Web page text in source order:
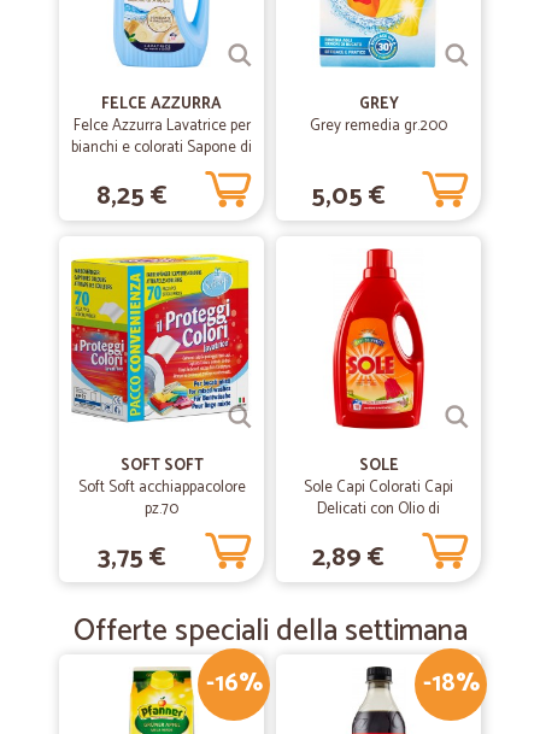
FELCE AZZURRA
Felce Azzurra Lavatrice per
bianchi e colorati Sapone di
Aleppo 1,595 Lt. 32 lavaggi
8,25 €
GREY
Grey remedia gr.200
5,05 €
SOFT SOFT
Soft Soft acchiappacolore
pz.70
3,75 €
SOLE
Sole Capi Colorati Capi
Delicati con Olio di
Patchouli 1 LT.
2,89 €
Offerte speciali della settimana
-16% -18%